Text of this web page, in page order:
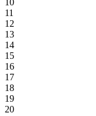
10
11
12
13
14
15
16
17
18
19
20